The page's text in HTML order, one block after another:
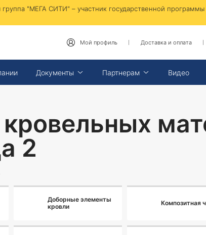
"МЕГА СИТИ" – участник государственной
Мой профиль Доставка и оплата
Документы Партнерам Видео
кровельных
2
Доборные элементы
кровли
Композитная